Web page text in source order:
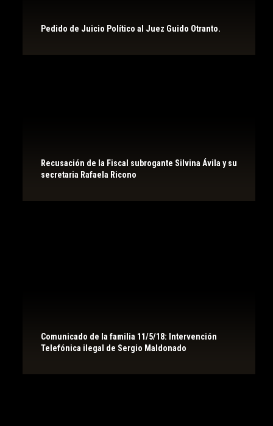
Pedido de Juicio Político al Juez Guido Otranto.
Recusación de la Fiscal subrogante Silvina Ávila y su
secretaria Rafaela Ricono
Comunicado de la familia 11/5/18: Intervención
Telefónica ilegal de Sergio Maldonado